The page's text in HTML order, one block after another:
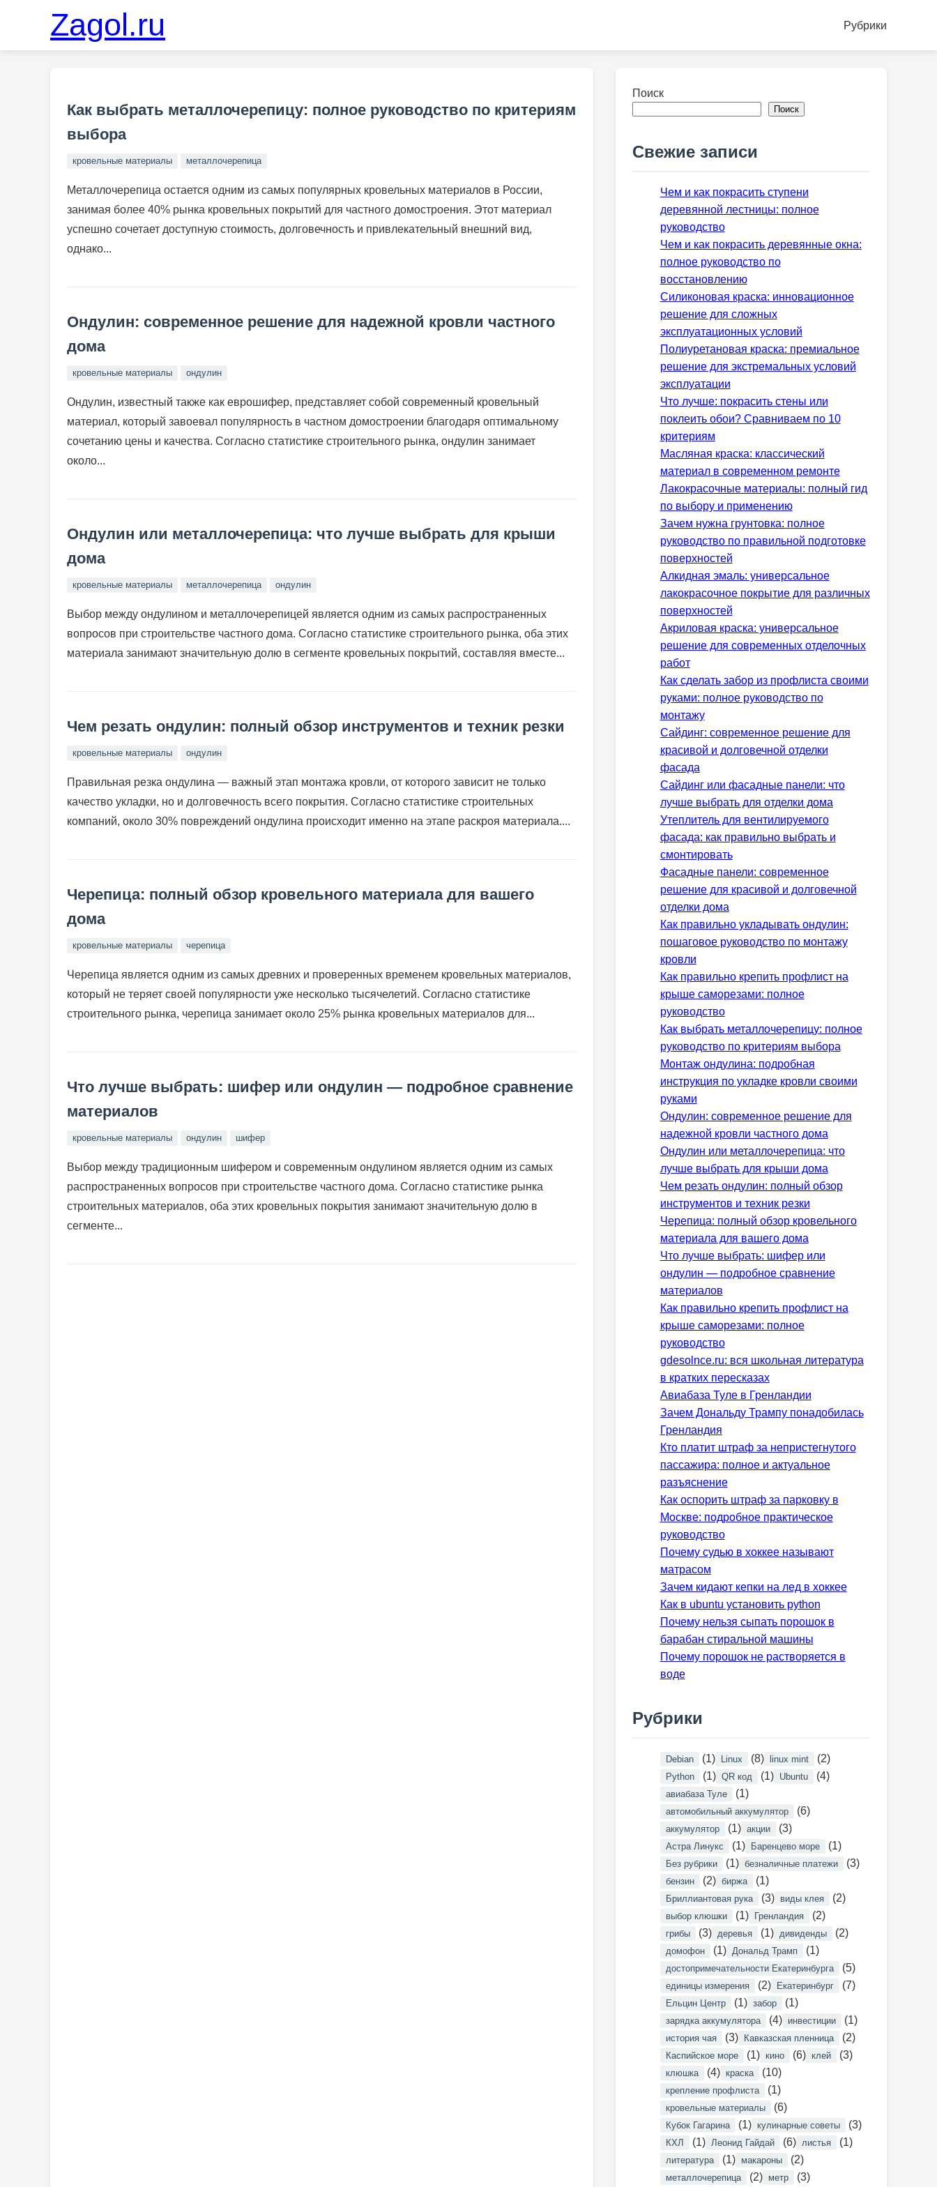
Zagol.ru Рубрики
Как выбрать металлочерепицу: полное руководство по критериям
выбора
кровельные материалы металлочерепица
Металлочерепица остается одним из самых популярных кровельных материалов в России,
занимая более 40% рынка кровельных покрытий для частного домостроения. Этот материал
успешно сочетает доступную стоимость, долговечность и привлекательный внешний вид,
однако...
Ондулин: современное решение для надежной кровли частного
дома
кровельные материалы ондулин
Ондулин, известный также как еврошифер, представляет собой современный кровельный
материал, который завоевал популярность в частном домостроении благодаря оптимальному
сочетанию цены и качества. Согласно статистике строительного рынка, ондулин занимает
около...
Ондулин или металлочерепица: что лучше выбрать для крыши
дома
кровельные материалы металлочерепица ондулин
Выбор между ондулином и металлочерепицей является одним из самых распространенных
вопросов при строительстве частного дома. Согласно статистике строительного рынка, оба этих
материала занимают значительную долю в сегменте кровельных покрытий, составляя вместе...
Чем резать ондулин: полный обзор инструментов и техник резки
кровельные материалы ондулин
Правильная резка ондулина — важный этап монтажа кровли, от которого зависит не только
качество укладки, но и долговечность всего покрытия. Согласно статистике строительных
компаний, около 30% повреждений ондулина происходит именно на этапе раскроя материала....
Черепица: полный обзор кровельного материала для вашего
дома
кровельные материалы черепица
Черепица является одним из самых древних и проверенных временем кровельных материалов,
который не теряет своей популярности уже несколько тысячелетий. Согласно статистике
строительного рынка, черепица занимает около 25% рынка кровельных материалов для...
Что лучше выбрать: шифер или ондулин — подробное сравнение
материалов
кровельные материалы ондулин шифер
Выбор между традиционным шифером и современным ондулином является одним из самых
распространенных вопросов при строительстве частного дома. Согласно статистике рынка
строительных материалов, оба этих кровельных покрытия занимают значительную долю в
сегменте...
Поиск
Поиск
Свежие записи
Чем и как покрасить ступени
деревянной лестницы: полное
руководство
Чем и как покрасить деревянные окна:
полное руководство по
восстановлению
Силиконовая краска: инновационное
решение для сложных
эксплуатационных условий
Полиуретановая краска: премиальное
решение для экстремальных условий
эксплуатации
Что лучше: покрасить стены или
поклеить обои? Сравниваем по 10
критериям
Масляная краска: классический
материал в современном ремонте
Лакокрасочные материалы: полный гид
по выбору и применению
Зачем нужна грунтовка: полное
руководство по правильной подготовке
поверхностей
Алкидная эмаль: универсальное
лакокрасочное покрытие для различных
поверхностей
Акриловая краска: универсальное
решение для современных отделочных
работ
Как сделать забор из профлиста своими
руками: полное руководство по
монтажу
Сайдинг: современное решение для
красивой и долговечной отделки
фасада
Сайдинг или фасадные панели: что
лучше выбрать для отделки дома
Утеплитель для вентилируемого
фасада: как правильно выбрать и
смонтировать
Фасадные панели: современное
решение для красивой и долговечной
отделки дома
Как правильно укладывать ондулин:
пошаговое руководство по монтажу
кровли
Как правильно крепить профлист на
крыше саморезами: полное
руководство
Как выбрать металлочерепицу: полное
руководство по критериям выбора
Монтаж ондулина: подробная
инструкция по укладке кровли своими
руками
Ондулин: современное решение для
надежной кровли частного дома
Ондулин или металлочерепица: что
лучше выбрать для крыши дома
Чем резать ондулин: полный обзор
инструментов и техник резки
Черепица: полный обзор кровельного
материала для вашего дома
Что лучше выбрать: шифер или
ондулин — подробное сравнение
материалов
Как правильно крепить профлист на
крыше саморезами: полное
руководство
gdesolnce.ru: вся школьная литература
в кратких пересказах
Авиабаза Туле в Гренландии
Зачем Дональду Трампу понадобилась
Гренландия
Кто платит штраф за непристегнутого
пассажира: полное и актуальное
разъяснение
Как оспорить штраф за парковку в
Москве: подробное практическое
руководство
Почему судью в хоккее называют
матрасом
Зачем кидают кепки на лед в хоккее
Как в ubuntu установить python
Почему нельзя сыпать порошок в
барабан стиральной машины
Почему порошок не растворяется в
воде
Рубрики
Debian (1) Linux (8) linux mint (2)
Python (1) QR код (1) Ubuntu (4)
авиабаза Туле (1)
автомобильный аккумулятор (6)
аккумулятор (1) акции (3)
Астра Линукс (1) Баренцево море (1)
Без рубрики (1) безналичные платежи (3)
бензин (2) биржа (1)
Бриллиантовая рука (3) виды клея (2)
выбор клюшки (1) Гренландия (2)
грибы (3) деревья (1) дивиденды (2)
домофон (1) Дональд Трамп (1)
достопримечательности Екатеринбурга (5)
единицы измерения (2) Екатеринбург (7)
Ельцин Центр (1) забор (1)
зарядка аккумулятора (4) инвестиции (1)
история чая (3) Кавказская пленница (2)
Каспийское море (1) кино (6) клей (3)
клюшка (4) краска (10)
крепление профлиста (1)
кровельные материалы (6)
Кубок Гагарина (1) кулинарные советы (3)
КХЛ (1) Леонид Гайдай (6) листья (1)
литература (1) макароны (2)
металлочерепица (2) метр (3)